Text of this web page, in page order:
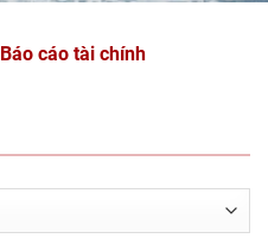
Báo cáo tài chính